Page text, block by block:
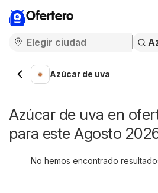
Ofertero
Azúcar de uva
Azúcar de uva en
para este Agosto
No hemos encontrado